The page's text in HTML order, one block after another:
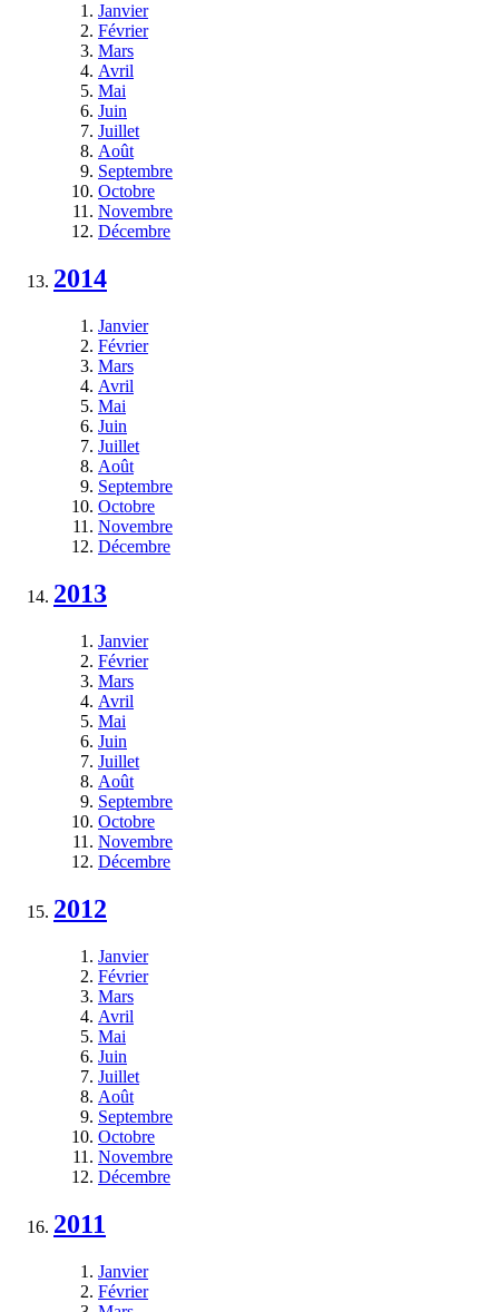
Janvier
Février
Mars
Avril
Mai
Juin
Juillet
Août
Septembre
Octobre
Novembre
Décembre
2014
Janvier
Février
Mars
Avril
Mai
Juin
Juillet
Août
Septembre
Octobre
Novembre
Décembre
2013
Janvier
Février
Mars
Avril
Mai
Juin
Juillet
Août
Septembre
Octobre
Novembre
Décembre
2012
Janvier
Février
Mars
Avril
Mai
Juin
Juillet
Août
Septembre
Octobre
Novembre
Décembre
2011
Janvier
Février